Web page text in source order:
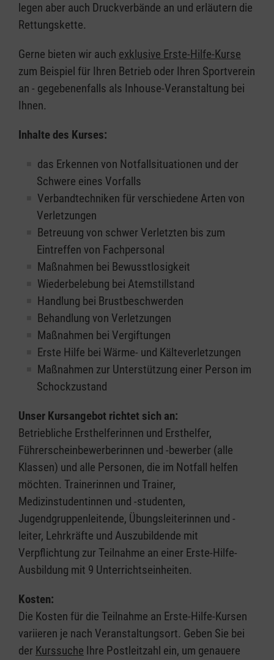
legen aber auch Druckverbände an und erläutern die
Rettungskette.
Gerne bieten wir auch exklusive Erste-Hilfe-Kurse
zum Beispiel für Ihren Betrieb oder Ihren Sportverein
an - gegebenenfalls als Inhouse-Veranstaltung bei
Ihnen.
Inhalte des Kurses:
das Erkennen von Notfallsituationen und der
Schwere eines Vorfalls
Verbandtechniken für verschiedene Arten von
Verletzungen
Betreuung von schwer Verletzten bis zum
Eintreffen von Fachpersonal
Maßnahmen bei Bewusstlosigkeit
Wiederbelebung bei Atemstillstand
Handlung bei Brustbeschwerden
Behandlung von Verletzungen
Maßnahmen bei Vergiftungen
Erste Hilfe bei Wärme- und Kälteverletzungen
Maßnahmen zur Unterstützung einer Person im
Schockzustand
Unser Kursangebot richtet sich an:
Betriebliche Ersthelferinnen und Ersthelfer,
Führerscheinbewerberinnen und -bewerber (alle
Klassen) und alle Personen, die im Notfall helfen
möchten. Trainerinnen und Trainer,
Medizinstudentinnen und -studenten,
Jugendgruppenleitende, Übungsleiterinnen und -
leiter, Lehrkräfte und Auszubildende mit
Verpflichtung zur Teilnahme an einer Erste-Hilfe-
Ausbildung mit 9 Unterrichtseinheiten.
Kosten:
Die Kosten für die Teilnahme an Erste-Hilfe-Kursen
variieren je nach Veranstaltungsort. Geben Sie bei
der Kurssuche Ihre Postleitzahl ein, um genauere